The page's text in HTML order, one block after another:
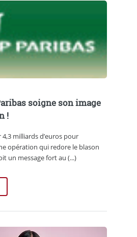
soigne son image
!
4,3 milliards d’euros pour
opération qui redore le blason
un message fort au (...)